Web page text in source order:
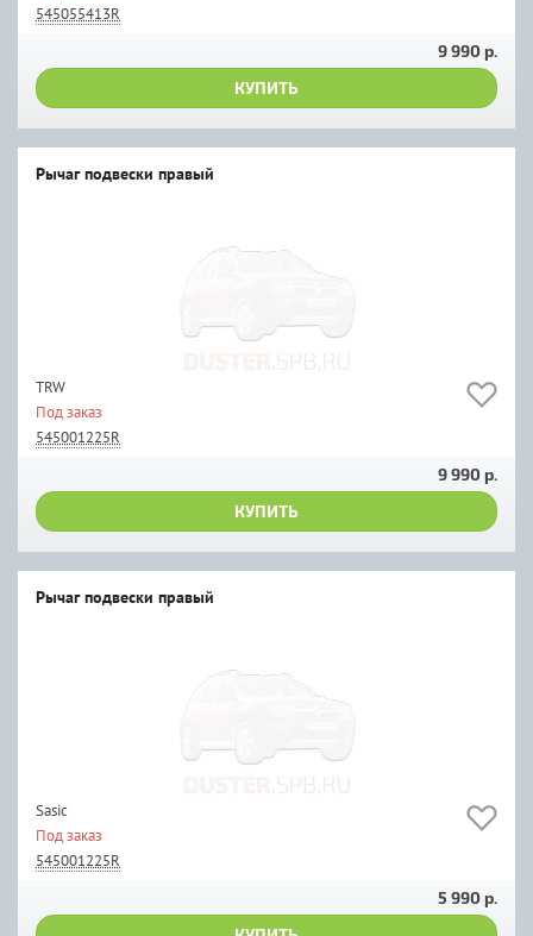
545055413R
9 990 р.
КУПИТЬ
Рычаг подвески правый
TRW
Под заказ
545001225R
9 990 р.
КУПИТЬ
Рычаг подвески правый
Sasic
Под заказ
545001225R
5 990 р.